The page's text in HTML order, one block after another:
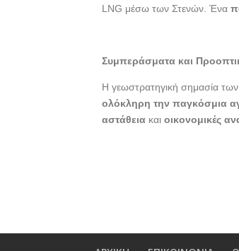
LNG μέσω των Στενών. Ένα
Συμπεράσματα και
Η γεωστρατηγική σημασία
ολόκληρη την παγκόσμια
αστάθεια καιοικονομικές